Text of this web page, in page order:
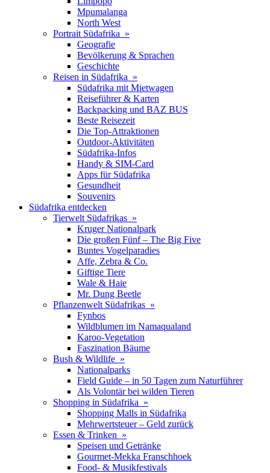
Mpumalanga
North West
Portrait Südafrika »
Geografie
Bevölkerung & Sprachen
Geschichte
Reisen in Südafrika »
Südafrika mit Mietwagen
Reiseführer & Karten
Backpacking und BAZ BUS
Beste Reisezeit
Die Top-Attraktionen
Outdoor-Aktivitäten
Südafrika-Infos
Handy & SIM-Card
Apps für Südafrika
Gesundheit
Souvenirs
Südafrika entdecken
Tierwelt Südafrikas »
Kruger Nationalpark
Die großen Fünf – The Big Five
Buntes Vogelparadies
Affe, Zebra & Co.
Giftige Tiere
Wale & Haie
Mr. Dung Beetle
Pflanzenwelt Südafrikas »
Fynbos
Wildblumen im Namaqualand
Karoo-Vegetation
Faszination Bäume
Bush & Wildlife »
Nationalparks
Field Guide – in 50 Tagen zum Naturführer
Als Volontär bei wilden Tieren
Shopping in Südafrika »
Shopping Malls in Südafrika
Mehrwertsteuer – Geld zurück
Essen & Trinken »
Speisen und Getränke
Gourmet-Mekka Franschhoek
Food- & Musikfestivals